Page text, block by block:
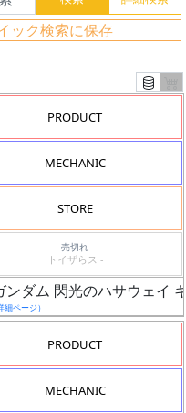
ック検索に保存
PRODUCT
MECHANIC
STORE
売切れ
トイザらス -
ダム 閃光のハサウェイ
細ページ）
PRODUCT
MECHANIC